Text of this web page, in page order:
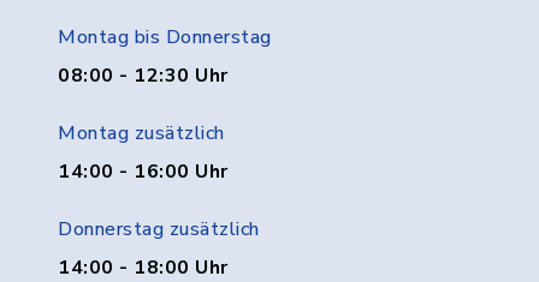
Montag bis Donnerstag
08:00 - 12:30 Uhr
Montag zusätzlich
14:00 - 16:00 Uhr
Donnerstag zusätzlich
14:00 - 18:00 Uhr